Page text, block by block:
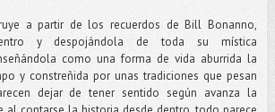
a partir de los recuerdos de Bill Bonanno,
y despojándola de toda su mística
como una forma de vida aburrida la
y constreñida por unas tradiciones que pesan
dejar de tener sentido según avanza la